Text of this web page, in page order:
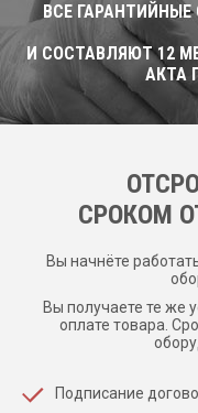
ВСЕ
И СОСТАВЛЯЮТ 12
АКТА
CРОКОМ
Вы начнёте
Вы получаете те же
оплате товара.
Подписание